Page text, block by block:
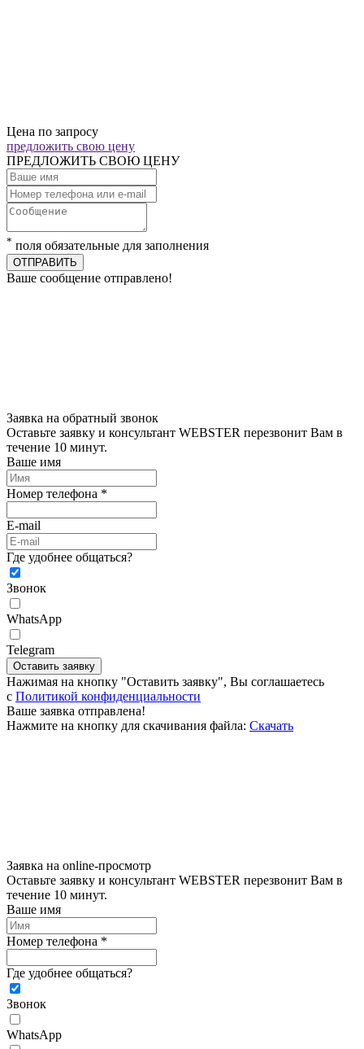
Цена по запросу
предложить свою цену
ПРЕДЛОЖИТЬ СВОЮ ЦЕНУ
* поля обязательные для заполнения
ОТПРАВИТЬ
Ваше сообщение отправлено!
Заявка на обратный звонок
Оставьте заявку и консультант WEBSTER перезвонит Вам в
течение 10 минут.
Ваше имя
Номер телефона *
E-mail
Где удобнее общаться?
Звонок
WhatsApp
Telegram
Оставить заявку
Нажимая на кнопку "Оставить заявку", Вы соглашаетесь
c Политикой конфиденциальности
Ваше заявка отправлена!
Нажмите на кнопку для скачивания файла: Скачать
Заявка на online-просмотр
Оставьте заявку и консультант WEBSTER перезвонит Вам в
течение 10 минут.
Ваше имя
Номер телефона *
Где удобнее общаться?
Звонок
WhatsApp